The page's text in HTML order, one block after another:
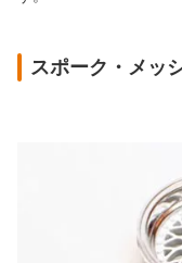
スポーク・メッ